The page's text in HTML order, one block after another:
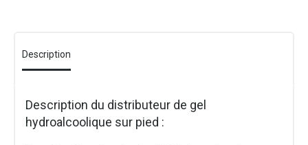
Description
Description du distributeur de gel
hydroalcoolique sur pied :